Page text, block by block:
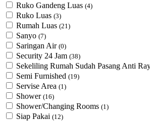
Ruko Gandeng Luas (4)
Ruko Luas (3)
Rumah Luas (21)
Sanyo (7)
Saringan Air (0)
Security 24 Jam (38)
Sekeliling Rumah Sudah Pasang Anti
Semi Furnished (19)
Servise Area (1)
Shower (16)
Shower/Changing Rooms (1)
Siap Pakai (12)